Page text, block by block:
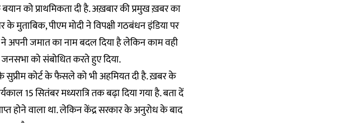
को प्राथमिकता दी है. अख़बार की प्रमुख ख़बर का
के मुताबिक, पीएम मोदी ने विपक्षी गठबंधन इंडिया पर
अपनी जमात का नाम बदल दिया है लेकिन काम वही
को संबोधित करते हुए दिया.
कोर्ट के फैसले को भी अहमियत दी है. ख़बर के
15 सितंबर मध्यरात्रि तक बढ़ा दिया गया है. बता दें
होने वाला था. लेकिन केंद्र सरकार के अनुरोध के बाद